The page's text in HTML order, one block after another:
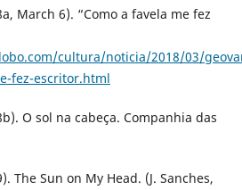
March 6). “Como a favela me fez
cultura/noticia/2018/03/
fez-escritor.html
O sol na cabeça. Companhia das
The Sun on My Head. (J. Sanches,